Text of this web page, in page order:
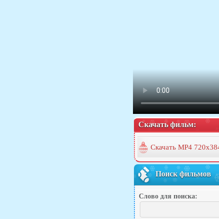
Скачать фильм:
Скачать MP4
Поиск фильмов
Слово для поиска: